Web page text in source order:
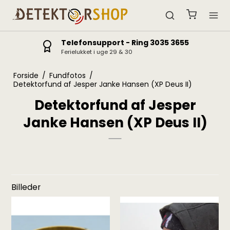
Telefonsupport - Ring 3035 3655
Ferielukket i uge 29 & 30
Forside / Fundfotos /
Detektorfund af Jesper Janke Hansen (XP Deus II)
Detektorfund af Jesper
Janke Hansen (XP Deus II)
Billeder